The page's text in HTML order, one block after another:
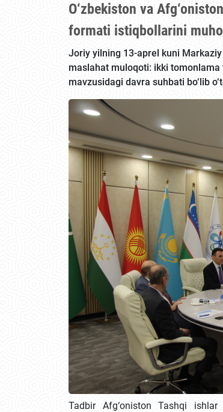
O‘zbekiston va
formati istiqbollarini
Joriy yilning 13-aprel kuni
maslahat muloqoti: ikki
mavzusidagi davra suhbati bo‘lib
Tadbir Afg‘oniston Tashqi